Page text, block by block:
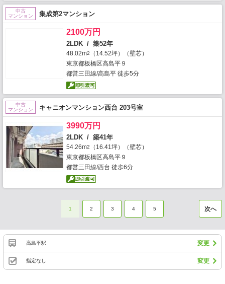
中古
マンション
集成第2マンション
2100万円
2LDK / 築52年
48.02m2
（14.52坪）（壁芯）
東京都板橋区高島平９
都営三田線/高島平 徒歩5分
中古
マンション
キャニオンマンション西台 203号室
3990万円
2LDK / 築41年
54.26m2
（16.41坪）（壁芯）
東京都板橋区高島平９
都営三田線/西台 徒歩6分
1 2 3 4 5 次へ
高島平駅 変更
指定なし 変更